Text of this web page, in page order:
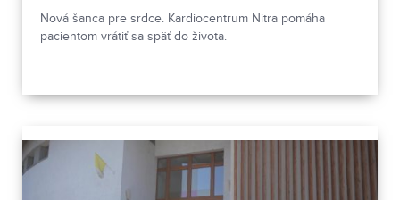
Nová šanca pre srdce. Kardiocentrum Nitra pomáha
pacientom vrátiť sa späť do života.